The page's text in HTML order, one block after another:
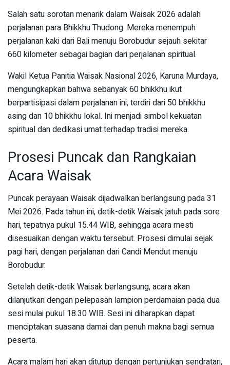
Salah satu sorotan menarik dalam Waisak 2026 adalah
perjalanan para Bhikkhu Thudong. Mereka menempuh
perjalanan kaki dari Bali menuju Borobudur sejauh sekitar
660 kilometer sebagai bagian dari perjalanan spiritual.
Wakil Ketua Panitia Waisak Nasional 2026, Karuna Murdaya,
mengungkapkan bahwa sebanyak 60 bhikkhu ikut
berpartisipasi dalam perjalanan ini, terdiri dari 50 bhikkhu
asing dan 10 bhikkhu lokal. Ini menjadi simbol kekuatan
spiritual dan dedikasi umat terhadap tradisi mereka.
Prosesi Puncak dan Rangkaian
Acara Waisak
Puncak perayaan Waisak dijadwalkan berlangsung pada 31
Mei 2026. Pada tahun ini, detik-detik Waisak jatuh pada sore
hari, tepatnya pukul 15.44 WIB, sehingga acara mesti
disesuaikan dengan waktu tersebut. Prosesi dimulai sejak
pagi hari, dengan perjalanan dari Candi Mendut menuju
Borobudur.
Setelah detik-detik Waisak berlangsung, acara akan
dilanjutkan dengan pelepasan lampion perdamaian pada dua
sesi mulai pukul 18.30 WIB. Sesi ini diharapkan dapat
menciptakan suasana damai dan penuh makna bagi semua
peserta.
Acara malam hari akan ditutup dengan pertunjukan sendratari,